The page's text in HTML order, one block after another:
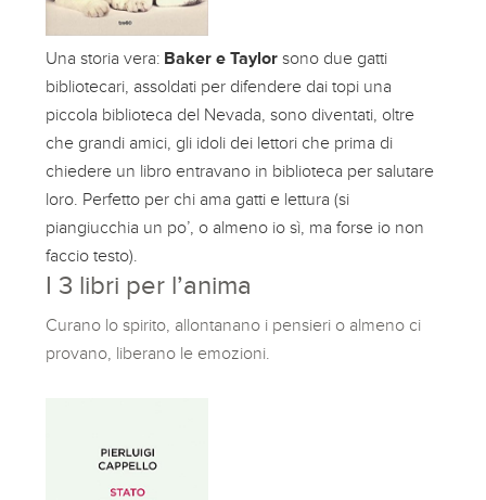
Una storia vera: Baker e Taylor sono due gatti
bibliotecari, assoldati per difendere dai topi una
piccola biblioteca del Nevada, sono diventati, oltre
che grandi amici, gli idoli dei lettori che prima di
chiedere un libro entravano in biblioteca per salutare
loro. Perfetto per chi ama gatti e lettura (si
piangiucchia un po’, o almeno io sì, ma forse io non
faccio testo).
I 3 libri per l’anima
Curano lo spirito, allontanano i pensieri o almeno ci
provano, liberano le emozioni.